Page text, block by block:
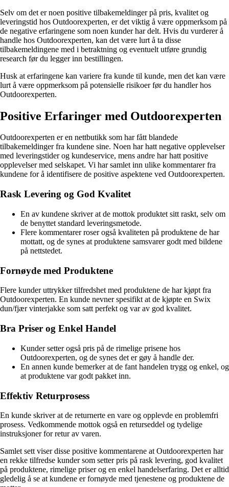
Selv om det er noen positive tilbakemeldinger på pris, kvalitet og
leveringstid hos Outdoorexperten, er det viktig å være oppmerksom på
de negative erfaringene som noen kunder har delt. Hvis du vurderer å
handle hos Outdoorexperten, kan det være lurt å ta disse
tilbakemeldingene med i betraktning og eventuelt utføre grundig
research før du legger inn bestillingen.
Husk at erfaringene kan variere fra kunde til kunde, men det kan være
lurt å være oppmerksom på potensielle risikoer før du handler hos
Outdoorexperten.
Positive Erfaringer med Outdoorexperten
Outdoorexperten er en nettbutikk som har fått blandede
tilbakemeldinger fra kundene sine. Noen har hatt negative opplevelser
med leveringstider og kundeservice, mens andre har hatt positive
opplevelser med selskapet. Vi har samlet inn ulike kommentarer fra
kundene for å identifisere de positive aspektene ved Outdoorexperten.
Rask Levering og God Kvalitet
En av kundene skriver at de mottok produktet sitt raskt, selv om
de benyttet standard leveringsmetode.
Flere kommentarer roser også kvaliteten på produktene de har
mottatt, og de synes at produktene samsvarer godt med bildene
på nettstedet.
Fornøyde med Produktene
Flere kunder uttrykker tilfredshet med produktene de har kjøpt fra
Outdoorexperten. En kunde nevner spesifikt at de kjøpte en Swix
dun/fjær vinterjakke som satt perfekt og var av god kvalitet.
Bra Priser og Enkel Handel
Kunder setter også pris på de rimelige prisene hos
Outdoorexperten, og de synes det er gøy å handle der.
En annen kunde bemerker at de fant handelen trygg og enkel, og
at produktene var godt pakket inn.
Effektiv Returprosess
En kunde skriver at de returnerte en vare og opplevde en problemfri
prosess. Vedkommende mottok også en returseddel og tydelige
instruksjoner for retur av varen.
Samlet sett viser disse positive kommentarene at Outdoorexperten har
en rekke tilfredse kunder som setter pris på rask levering, god kvalitet
på produktene, rimelige priser og en enkel handelserfaring. Det er alltid
gledelig å se at kundene er fornøyde med tjenestene og produktene de